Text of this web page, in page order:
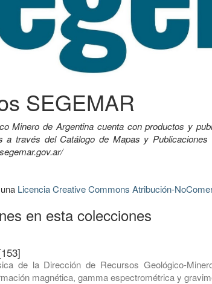
SEGEMAR
Minero de Argentina cuenta con productos y
a través del Catálogo de Mapas y
Licencia Creative Commons Atribución-
en esta colecciones
de la Dirección de Recursos Geológico-
magnética, gamma espectrométrica y